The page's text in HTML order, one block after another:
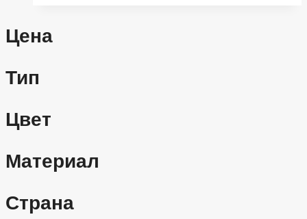
Цена
Тип
Цвет
Материал
Страна